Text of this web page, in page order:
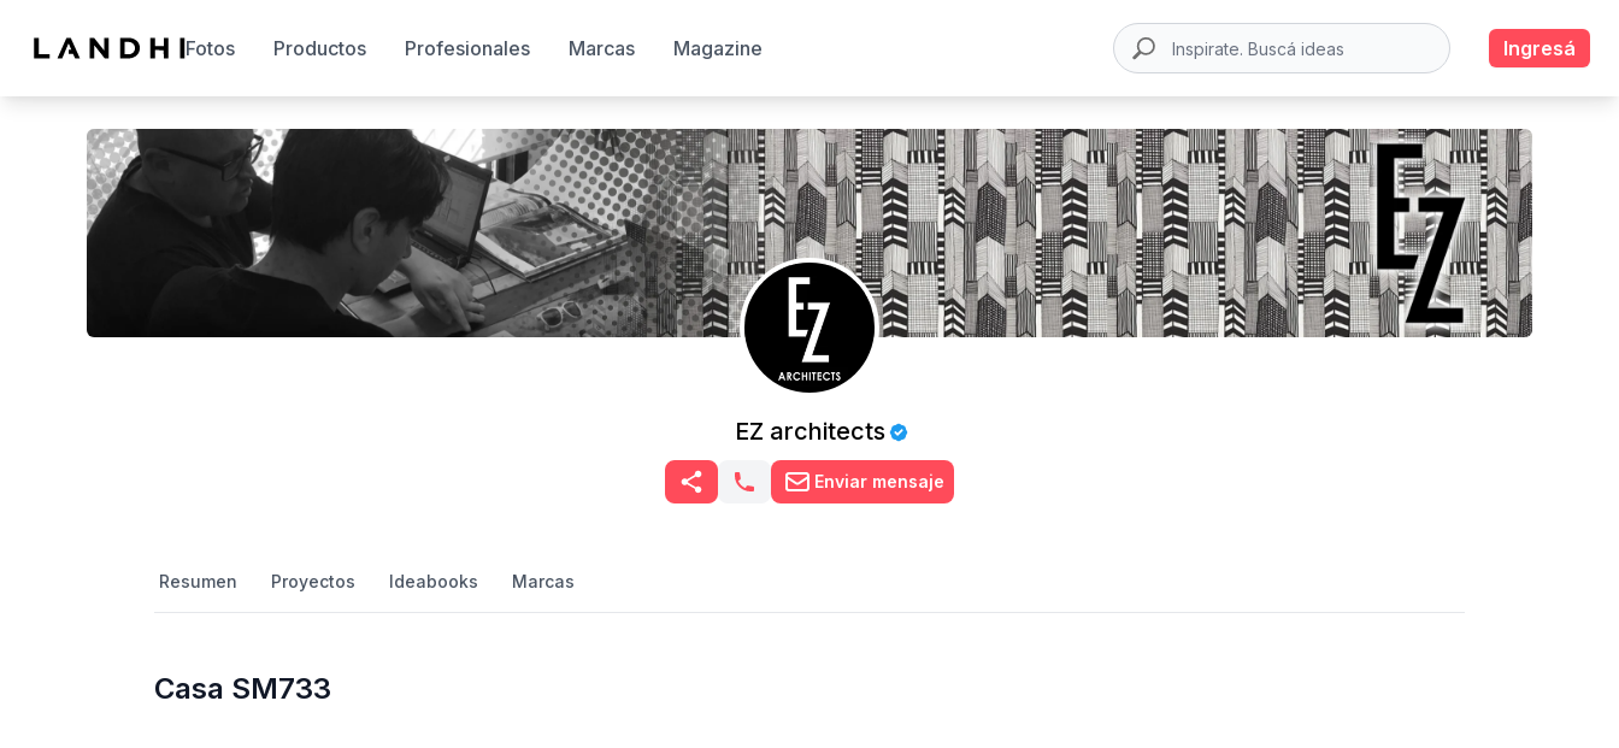
Fotos Productos Profesionales Marcas Magazine Ingresá
EZ architects
Enviar mensaje
Resumen Proyectos Ideabooks Marcas
Casa SM733